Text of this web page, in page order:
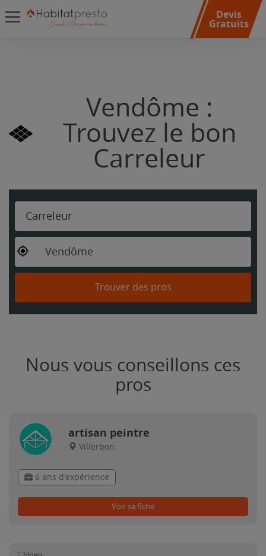
Devis
Gratuits
Vendôme :
Trouvez le bon
Carreleur
Carreleur
Vendôme
Trouver des pros
Nous vous conseillons ces
pros
artisan peintre
Villerbon
6 ans d'expérience
Voir sa fiche